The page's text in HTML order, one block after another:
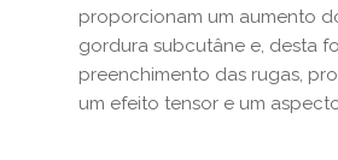
proporcionam um aumento
gordura subcutâne e, desta
preenchimento das rugas,
um efeito tensor e um